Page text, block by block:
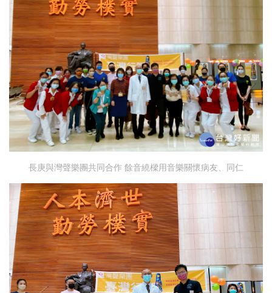
長庚與灣聲樂團共同合作 餘音繞樑用音樂關懷病友、同仁